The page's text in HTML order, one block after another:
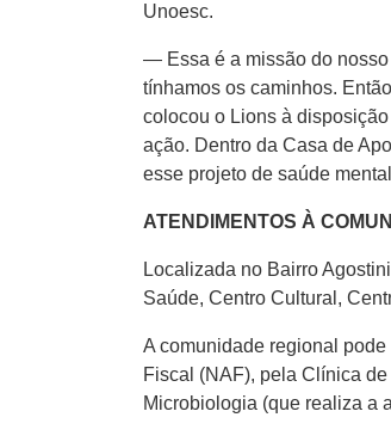
Unoesc.
— Essa é a missão do nosso
tínhamos os caminhos.
colocou o Lions à
ação. Dentro da Casa de
esse projeto de saúde
ATENDIMENTOS À
Localizada no Bairro
Saúde, Centro Cultural,
A comunidade regional
Fiscal (NAF), pela Clínica
Microbiologia (que realiza a